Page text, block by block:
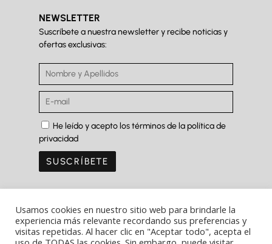
NEWSLETTER
Suscríbete a nuestra newsletter y recibe noticias y
ofertas exclusivas:
He leído y acepto los términos de la política de
privacidad
Copyright Ⓒ Ferrer&Saret 2022
Usamos cookies en nuestro sitio web para brindarle la
experiencia más relevante recordando sus preferencias y
visitas repetidas. Al hacer clic en "Aceptar todo", acepta el